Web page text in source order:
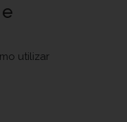
utilizar